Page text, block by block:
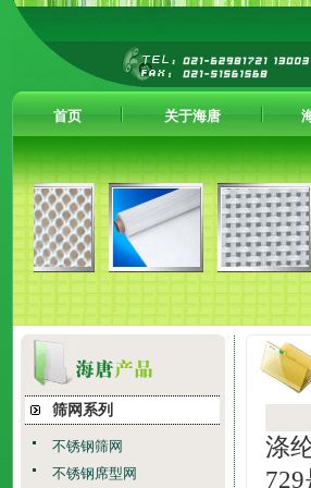
首页 关于海唐
筛网系列
不锈钢筛网
不锈钢席型网
涤